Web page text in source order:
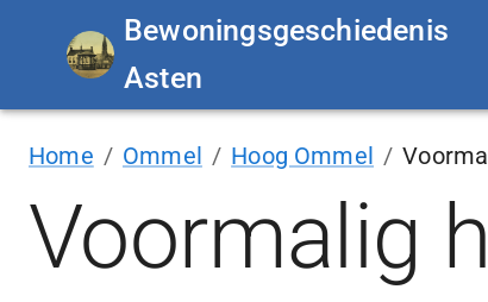
Bewoningsgeschiedenis
Asten
Home / Ommel / Hoog Ommel /
Voormalig